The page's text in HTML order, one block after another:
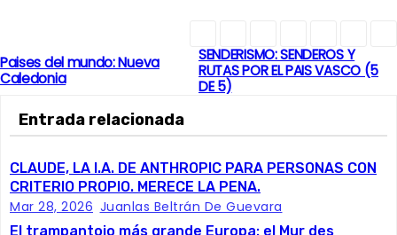
N
v
e
g
SENDERISMO: SENDEROS Y
RUTAS POR EL PAIS VASCO (5
DE 5)
Paises del mundo: Nueva
Caledonia
Entrada relacionada
CLAUDE, LA I.A. DE ANTHROPIC PARA PERSONAS CON
CRITERIO PROPIO. MERECE LA PENA.
Mar 28, 2026 Juanlas Beltrán De Guevara
El trampantojo más grande Europa: el Mur des